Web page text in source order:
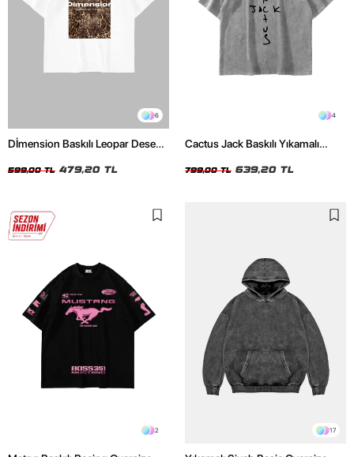
6
Dİmension Baskılı Leopar Desenli
Tshirt
599,00 TL 479,20 TL
4
Cactus Jack Baskılı Yıkamalı
799,00 TL 639,20 TL
2 17